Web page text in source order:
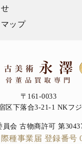
ップ
〒161-0033
区下落合3-21-1 NKフジ
員会 古物商許可 第
種事業届 登録番号